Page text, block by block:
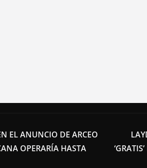
EL ANUNCIO DE ARCEO
OPERARÍA HASTA